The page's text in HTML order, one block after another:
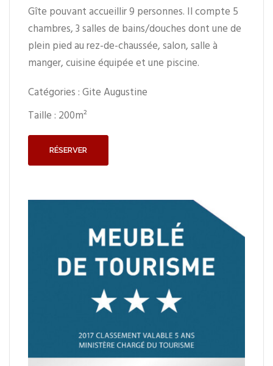
Gîte pouvant accueillir 9 personnes. Il compte 5
chambres, 3 salles de bains/douches dont une de
plein pied au rez-de-chaussée, salon, salle à
manger, cuisine équipée et une piscine.
Catégories :Gite Augustine
Taille : 200m²
RÉSERVER